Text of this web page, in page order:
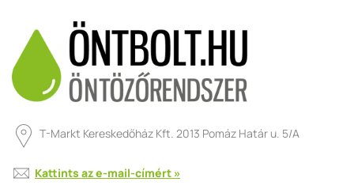
T-Markt Kereskedőház Kft. 2013 Pomáz Határ u. 5/A
Kattints az e-mail-címért »